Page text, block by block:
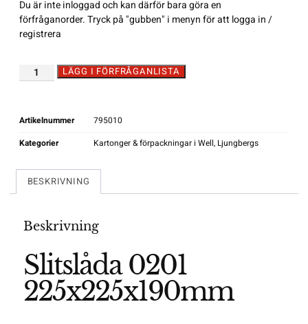
Du är inte inloggad och kan därför bara göra en
förfråganorder. Tryck på "gubben" i menyn för att logga in /
registrera
LÄGG I FÖRFRÅGANLISTA
Artikelnummer
795010
Kategorier
Kartonger & förpackningar i Well, Ljungbergs
BESKRIVNING
Beskrivning
Slitslåda 0201
225x225x190mm